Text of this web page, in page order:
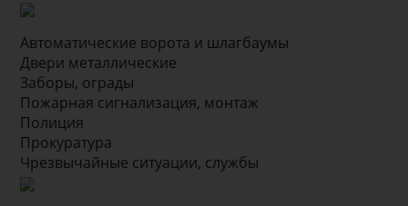
Автоматические ворота и шлагбаумы
Двери металлические
Заборы, ограды
Пожарная сигнализация, монтаж
Полиция
Прокуратура
Чрезвычайные ситуации, службы